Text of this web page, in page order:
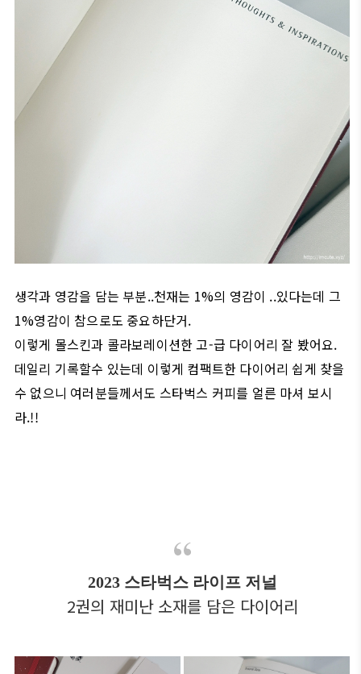
생각과 영감을 담는 부분..천재는 1%의 영감이 ..있다는데 그
1%영감이 참으로도 중요하단거.
이렇게 몰스킨과 콜라보레이션한 고-급 다이어리 잘 봤어요.
데일리 기록할수 있는데 이렇게 컴팩트한 다이어리 쉽게 찾을
수 없으니 여러분들께서도 스타벅스 커피를 얼른 마셔 보시
라.!!
2023 스타벅스 라이프 저널
2권의 재미난 소재를 담은 다이어리